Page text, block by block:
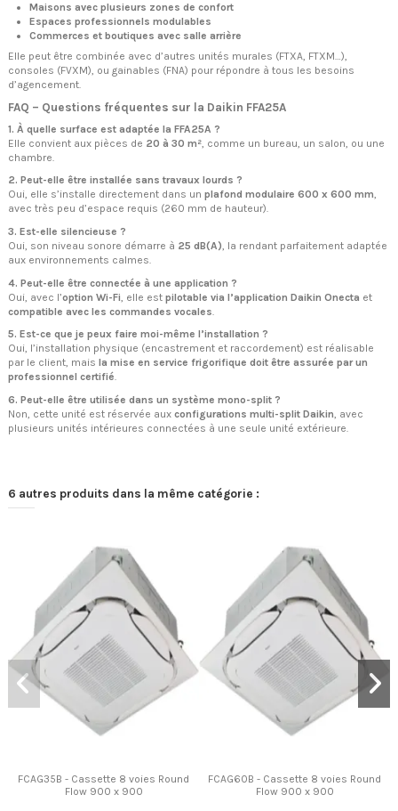
Maisons avec plusieurs zones de confort
Espaces professionnels modulables
Commerces et boutiques avec salle arrière
Elle peut être combinée avec d’autres unités murales (FTXA, FTXM…),
consoles (FVXM), ou gainables (FNA) pour répondre à tous les besoins
d’agencement.
FAQ – Questions fréquentes sur la Daikin FFA25A
1. À quelle surface est adaptée la FFA25A ?
Elle convient aux pièces de 20 à 30 m² , comme un bureau, un salon, ou une
chambre.
2. Peut-elle être installée sans travaux lourds ?
Oui, elle s’installe directement dans un plafond modulaire 600 x 600 mm,
avec très peu d’espace requis (260 mm de hauteur).
3. Est-elle silencieuse ?
Oui, son niveau sonore démarre à 25 dB(A), la rendant parfaitement adaptée
aux environnements calmes.
4. Peut-elle être connectée à une application ?
Oui, avec l’option Wi-Fi , elle est pilotable via l’application Daikin Onecta et
compatible avec les commandes vocales
5. Est-ce que je peux faire moi-même l’installation ?
Oui, l’installation physique (encastrement et raccordement) est réalisable
par le client, mais la mise en service frigorifique doit être assurée par un
professionnel certifié.
6. Peut-elle être utilisée dans un système mono-split ?
Non, cette unité est réservée aux configurations multi-split Daikin , avec
plusieurs unités intérieures connectées à une seule unité extérieure.
6 autres produits dans la même catégorie :
FCAG35B - Cassette 8 voies Round
Flow 900 x 900
FCAG60B - Cassette 8 voies Round
Flow 900 x 900